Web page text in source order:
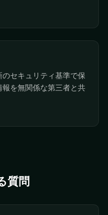
セキュリティ基準で保
を無関係な第三者と共
質問